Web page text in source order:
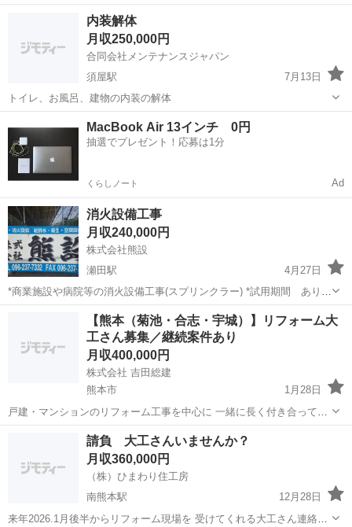
の案件です。 勿論、日払いや週払いも対応してます。 場所:熊本県 日
給:14000円(未経験者は要相談) 作業内容:建築現場での多能工(手元) 資
熊本駅
内装解体
月収250,000円
合同会社メンテナンスジャパン
須屋駅
7月13日
トイレ、お風呂、建物の内装の解体
MacBook Air 13インチ 0円
抽選でプレゼント！応募は1分
くらしノート Ad
消火設備工事
月収240,000円
株式会社熊設
瀬田駅
4月27日
*商業施設や病院等の消火設備工事(スプリンクラー) *試用期間 あり(3
ヶ月) *休憩時間 1.5時間 *休日 日曜日 第2、第4土
曜日 日曜日 お盆、年末年始 (仕事の状況に
より上記...
瀬田駅 大工 病院
【熊本（菊池・合志・宇城）】リフォーム大
工さん募集／継続案件あり
月収400,000円
株式会社 吉田総建
熊本市
1月28日
戸建・マンションのリフォーム工事を中心に 一緒に長く付き合ってい
ける大工さんを探しています。 ■エリア 熊本市／菊池／合志／宇城 周
ン中心 ■条件 ・...
熊本市 大工
請負 大工さんいませんか？
月収360,000円
（株）ひまわり住工房
南熊本駅
12月28日
来年2026.1月後半からリフォーム現場を 受けてくれる大工さん連絡く